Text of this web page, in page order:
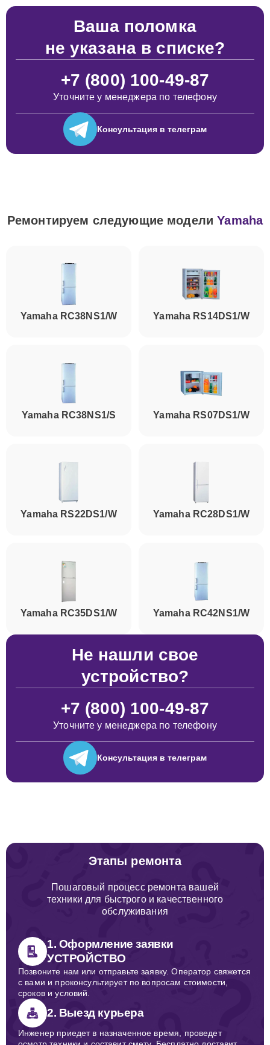
Ваша поломка
не указана в списке?
+7 (800) 100-49-87
Уточните у менеджера по телефону
Консультация в телеграм
Ремонтируем следующие моделиYamaha
Yamaha RC38NS1/W Yamaha RS14DS1/W
Yamaha RC38NS1/S Yamaha RS07DS1/W
Yamaha RS22DS1/W Yamaha RC28DS1/W
Yamaha RC35DS1/W Yamaha RC42NS1/W
Не нашли свое
устройство?
+7 (800) 100-49-87
Уточните у менеджера по телефону
Консультация в телеграм
Этапы ремонта
Пошаговый процесс ремонта вашей
техники для быстрого и качественного
обслуживания
1. Оформление заявки
УСТРОЙСТВО
Позвоните нам или отправьте заявку. Оператор свяжется
с вами и проконсультирует по вопросам стоимости,
сроков и условий.
2. Выезд курьера
Инженер приедет в назначенное время, проведет